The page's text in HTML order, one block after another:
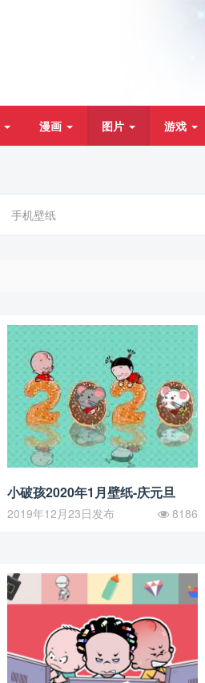
漫画 图片 游戏
手机壁纸
小破孩2020年1月壁纸-庆元旦
2019年12月23日发布 8186